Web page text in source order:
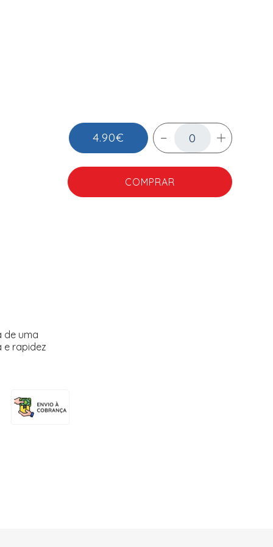
4.90€
COMPRAR
de uma
e rapidez